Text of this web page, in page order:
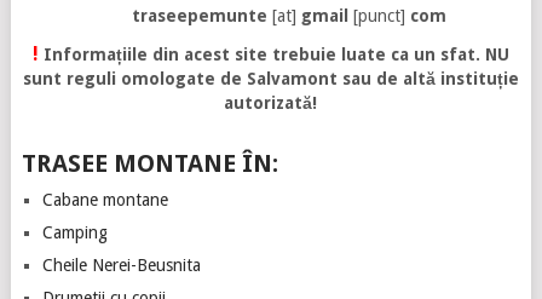
traseepemunte [at] gmail [punct] com
! Informațiile din acest site trebuie luate ca un sfat. NU
sunt reguli omologate de Salvamont sau de altă instituție
autorizată!
TRASEE MONTANE ÎN:
Cabane montane
Camping
Cheile Nerei-Beusnita